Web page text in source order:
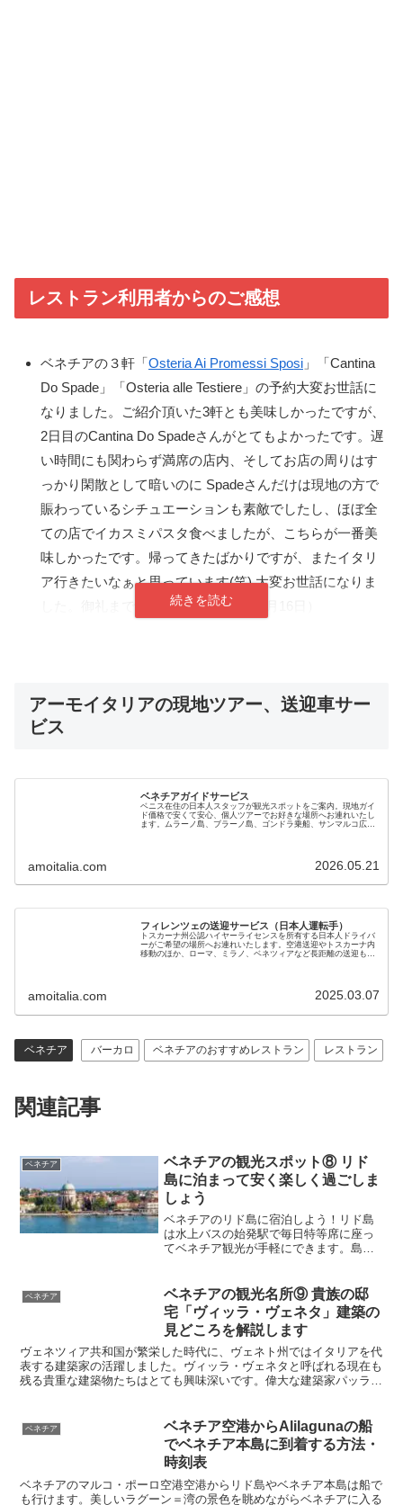
レストラン利用者からのご感想
ベネチアの３軒「Osteria Ai Promessi Sposi 」「Cantina
Do Spade」「Osteria alle Testiere」の予約大変お世話に
なりました。ご紹介頂いた3軒とも美味しかったですが、
2日目のCantina Do Spadeさんがとてもよかったです。遅
い時間にも関わらず満席の店内、そしてお店の周りはす
っかり閑散として暗いのに Spadeさんだけは現地の方で
賑わっているシチュエーションも素敵でしたし、ほぼ全
ての店でイカスミパスタ食べましたが、こちらが一番美
味しかったです。帰ってきたばかりですが、またイタリ
ア行きたいなぁと思っています(笑) 大変お世話になりま
した。御礼まで（ベネチア、2023年3月16日）
しい料理をいただくことが出来ました。またイタリアに
来る機会、又は知人がイタリアに行くと言う話を聞いた
おります。（2013年4月）
ド・スパーデとても美味しかったです！とくに魚とズッ
キーニのラザニアは、また食べたいと思い、2回目に行っ
カンティーナ・ド・スパーデは迷いましたが現地の人に
聞きなんとか辿り着けました。イワシのポレンタ添え、
レバーを頼みましたが全部おいしい！特にレバーの臭み
イカ墨、タリアテッレもおいしかったのですがここのレ
ベネチアでは Cantina Do Spade（迷って迷ってなんとか
した。何を頼めばいいのかわからないので、ＨＰのメニ
ューがどれだけ役立ったか・・・。逆に飛び込みで入っ
たロケーションばかりがよくて、値段も高くて美味しく
もないお店がどれだけ多いかも痛感いたしました（涙。
やはり海外の美味しいお店はガイドブックよりも、現地
ア行かわかりませんが、次回もまた参考にさせていただ
きます。（2011年7月）
アーモイタリアの現地ツアー、送迎車サー
ビス
ベネチアガイドサービス
ベニス在住の日本人スタッフが観光スポットをご案内。現地ガイ
ド価格で安くて安心、個人ツアーでお好きな場所へお連れいたし
ます。ムラーノ島、ブラーノ島、ゴンドラ乗船、サンマルコ広
amoitalia.com 2026.05.21
フィレンツェの送迎サービス（日本人運転手）
トスカーナ州公認ハイヤーライセンスを所有する日本人ドライバ
ーがご希望の場所へお連れいたします。空港送迎やトスカーナ内
移動のほか、ローマ、ミラノ、ベネツィアなど長距離の送迎も可
amoitalia.com 2025.03.07
ベネチア バーカロ ベネチアのおすすめレストラン レストラン
関連記事
ベネチア
ベネチアの観光スポット⑧ リド
島に泊まって安く楽しく過ごしま
しょう
ベネチアのリド島に宿泊しよう！リド島
は水上バスの始発駅で毎日特等席に座っ
てベネチア観光が手軽にできます。島は
しろ素晴らしい景色を毎日堪能できます
よ。リド島のおすすめのホテルをご紹介
します。リド島やムラーノ島の島巡りツ
アーも開催中です。
ベネチア
ベネチアの観光名所⑨ 貴族の邸
宅「ヴィッラ・ヴェネタ」建築の
見どころを解説します
ヴェネツィア共和国が繁栄した時代に、ヴェネト州ではイタリアを代
表する建築家の活躍しました。ヴィッラ・ヴェネタと呼ばれる現在も
残る貴重な建築物たちはとても興味深いです。偉大な建築家パッラー
す。
ベネチア
ベネチア空港からAlilagunaの船
でベネチア本島に到着する方法・
時刻表
ベネチアのマルコ・ポーロ空港空港からリド島やベネチア本島は船で
も行けます。美しいラグーン＝湾の景色を眺めながらベネチアに入る